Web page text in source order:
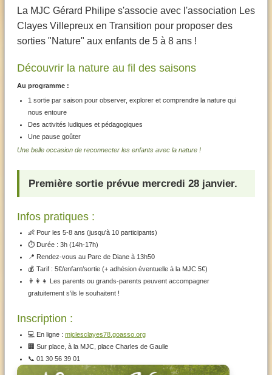
La MJC Gérard Philipe s'associe avec l'association Les
Clayes Villepreux en Transition pour proposer des
sorties "Nature" aux enfants de 5 à 8 ans !
Découvrir la nature au fil des saisons
Au programme :
1 sortie par saison pour observer, explorer et comprendre la nature qui
nous entoure
Des activités ludiques et pédagogiques
Une pause goûter
Une belle occasion de reconnecter les enfants avec la nature !
Première sortie prévue mercredi 28 janvier.
Infos pratiques :
👶 Pour les 5-8 ans (jusqu'à 10 participants)
⏱️ Durée : 3h (14h-17h)
📍 Rendez-vous au Parc de Diane à 13h50
💰 Tarif : 5€/enfant/sortie (+ adhésion éventuelle à la MJC 5€)
👨‍👩‍👧 Les parents ou grands-parents peuvent accompagner
gratuitement s'ils le souhaitent !
Inscription :
💻 En ligne : mjclesclayes78.goasso.org
🏢 Sur place, à la MJC, place Charles de Gaulle
📞 01 30 56 39 01